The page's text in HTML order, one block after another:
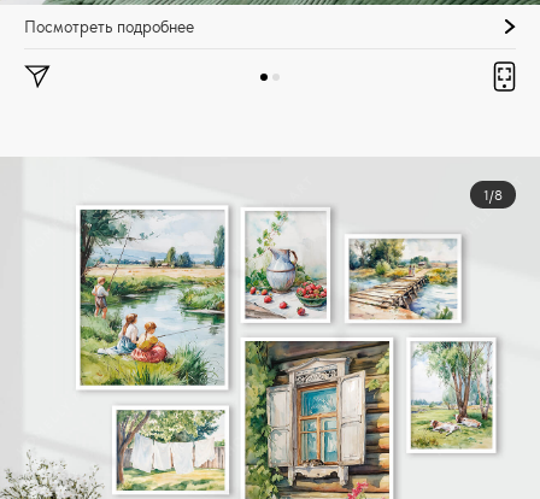
Посмотреть подробнее
1/8